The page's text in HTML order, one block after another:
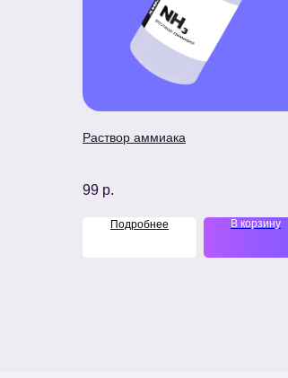
Раствор аммиака
99 р.
Подробнее В корзину